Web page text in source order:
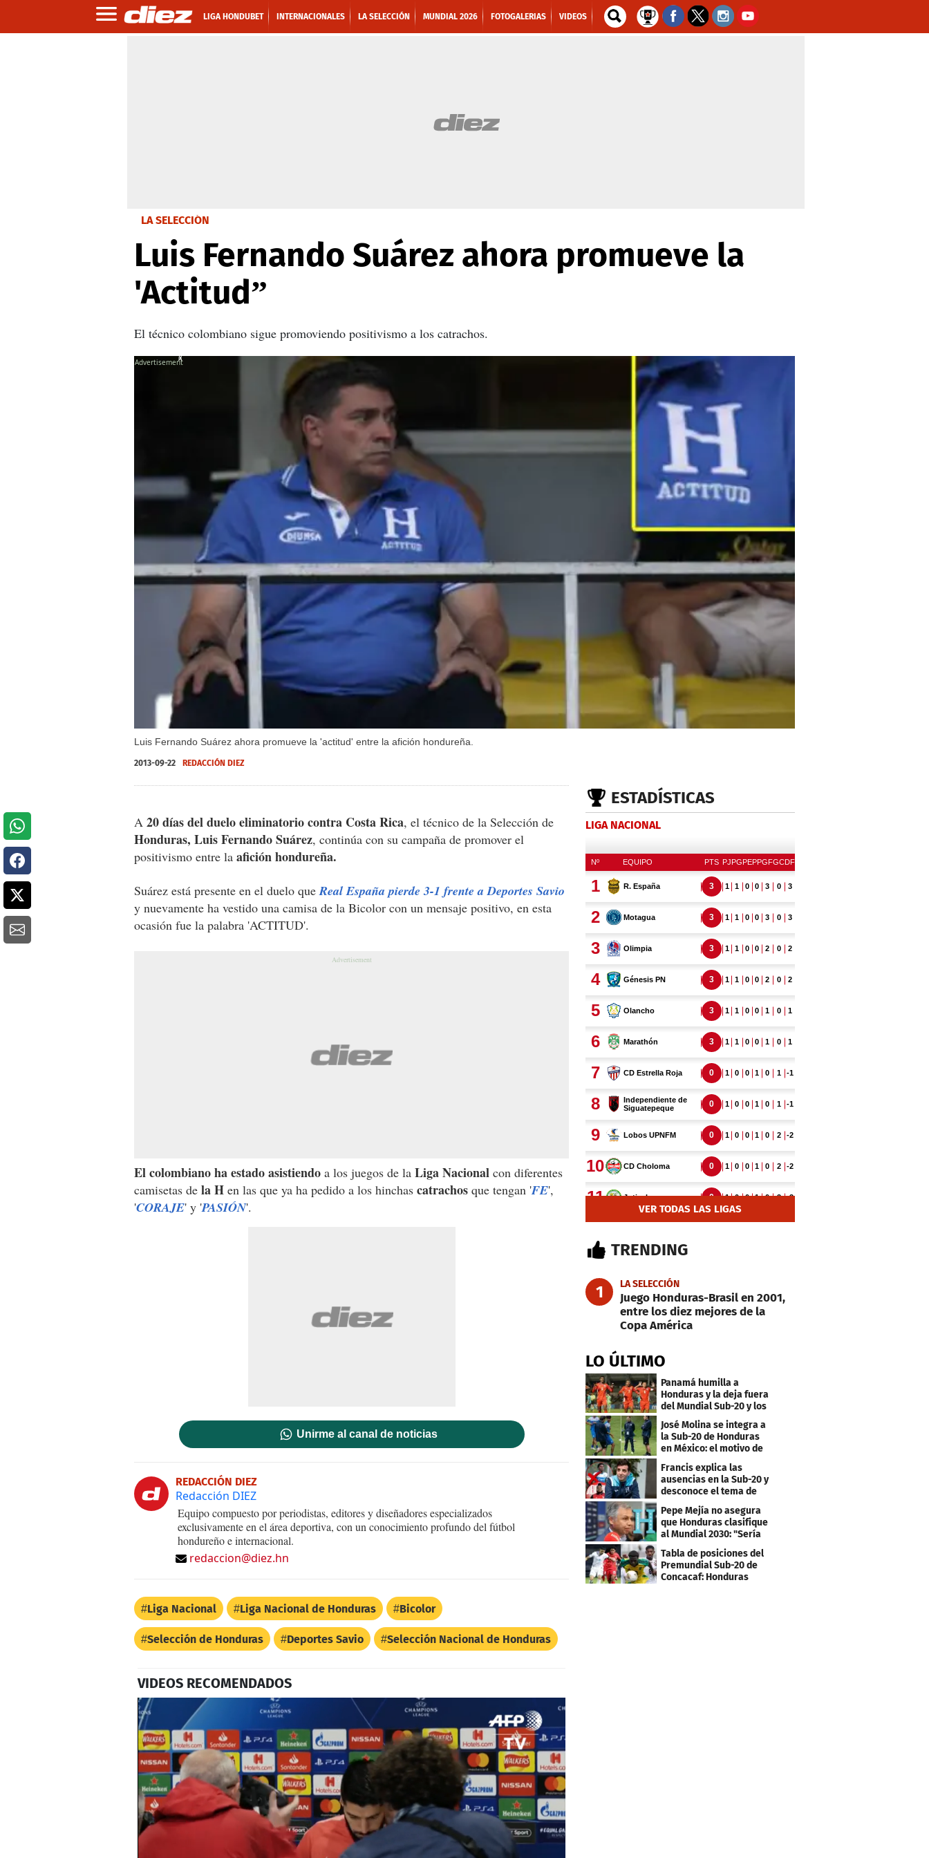
LIGA HONDUBET INTERNACIONALES LA SELECCIÓN MUNDIAL 2026 FOTOGALERIAS VIDEOS
LA SELECCIÓN
Luis Fernando Suárez ahora promueve la
'Actitud”
El técnico colombiano sigue promoviendo positivismo a los catrachos.
Luis Fernando Suárez ahora promueve la 'actitud' entre la afición hondureña.
X
2013-09-22 REDACCIÓN DIEZ
A 20 días del duelo eliminatorio contra Costa Rica, el técnico de la Selección de
Honduras, Luis Fernando Suárez, continúa con su campaña de promover el
positivismo entre la afición hondureña.
Suárez está presente en el duelo que Real España pierde 3-1 frente a Deportes Savio
y nuevamente ha vestido una camisa de la Bicolor con un mensaje positivo, en esta
ocasión fue la palabra 'ACTITUD'.
El colombiano ha estado asistiendo a los juegos de la Liga Nacional con diferentes
camisetas de la H en las que ya ha pedido a los hinchas catrachos que tengan 'FE',
'CORAJE' y 'PASIÓN'.
Unirme al canal de noticias
REDACCIÓN DIEZ
Redacción DIEZ
Equipo compuesto por periodistas, editores y diseñadores especializados
exclusivamente en el área deportiva, con un conocimiento profundo del fútbol
hondureño e internacional.
redaccion@diez.hn
Liga Nacional Liga Nacional de Honduras Bicolor
Selección de Honduras Deportes Savio Selección Nacional de Honduras
VIDEOS RECOMENDADOS
ESTADÍSTICAS
LIGA NACIONAL
VER TODAS LAS LIGAS
TRENDING
1 LA SELECCIÓN
Juego Honduras-Brasil en 2001,
entre los diez mejores de la
Copa América
LO ÚLTIMO
Panamá humilla a
Honduras y la deja fuera
del Mundial Sub-20 y los
Juegos Olímpicos
José Molina se integra a
la Sub-20 de Honduras
en México: el motivo de
su viaje
Francis explica las
ausencias en la Sub-20 y
desconoce el tema de
los tiktokers
Pepe Mejía no asegura
que Honduras clasifique
al Mundial 2030: "Sería
mentir"
Tabla de posiciones del
Premundial Sub-20 de
Concacaf: Honduras